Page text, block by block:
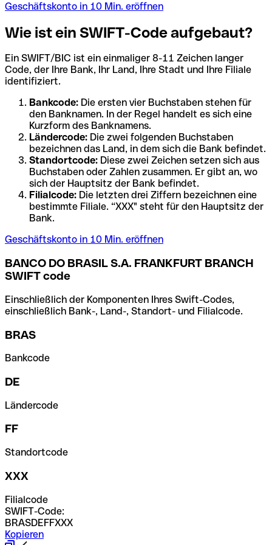
Geschäftskonto in 10 Min. eröffnen
Wie ist ein SWIFT-Code aufgebaut?
Ein SWIFT/BIC ist ein einmaliger 8-11 Zeichen langer
Code, der Ihre Bank, Ihr Land, Ihre Stadt und Ihre Filiale
identifiziert.
Bankcode: Die ersten vier Buchstaben stehen für
den Banknamen. In der Regel handelt es sich eine
Kurzform des Banknamens.
Ländercode: Die zwei folgenden Buchstaben
bezeichnen das Land, in dem sich die Bank befindet.
Standortcode: Diese zwei Zeichen setzen sich aus
Buchstaben oder Zahlen zusammen. Er gibt an, wo
sich der Hauptsitz der Bank befindet.
Filialcode: Die letzten drei Ziffern bezeichnen eine
bestimmte Filiale. “XXX" steht für den Hauptsitz der
Bank.
Geschäftskonto in 10 Min. eröffnen
BANCO DO BRASIL S.A. FRANKFURT BRANCH
SWIFT code
Einschließlich der Komponenten Ihres Swift-Codes,
einschließlich Bank-, Land-, Standort- und Filialcode.
BRAS
Bankcode
DE
Ländercode
FF
Standortcode
XXX
Filialcode
SWIFT-Code:
BRASDEFFXXX
Kopieren